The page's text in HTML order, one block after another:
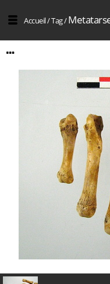
Accueil/Tag/